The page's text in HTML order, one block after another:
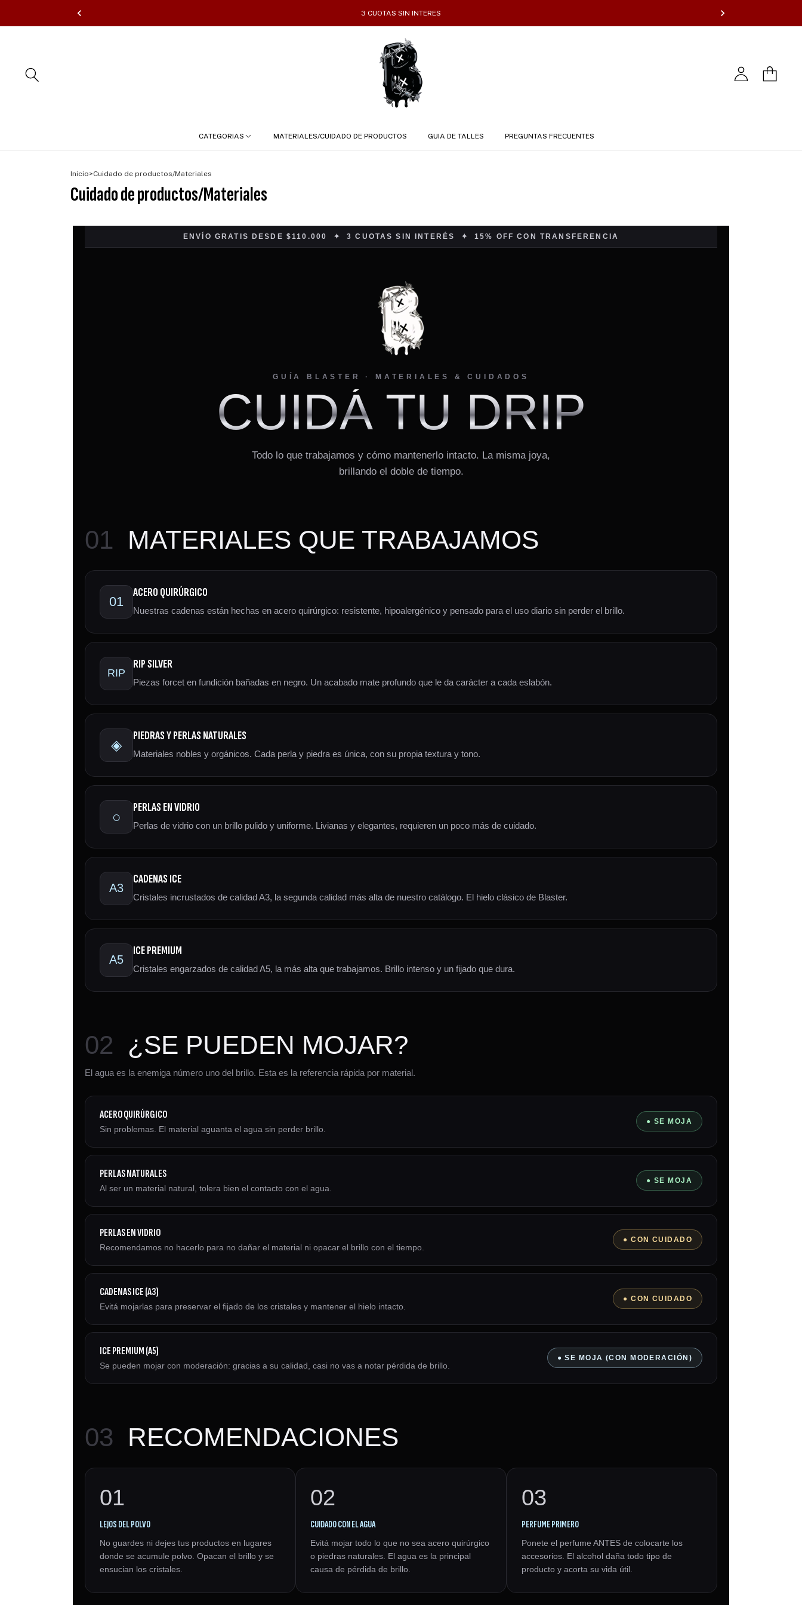
3 CUOTAS SIN INTERES
CATEGORIAS MATERIALES/CUIDADO DE PRODUCTOS GUIA DE TALLES PREGUNTAS FRECUENTES
Inicio>Cuidado de productos/Materiales
Cuidado de productos/Materiales
ENVÍO GRATIS DESDE $110.000 ✦ 3 CUOTAS SIN INTERÉS ✦ 15% OFF CON TRANSFERENCIA
GUÍA BLASTER · MATERIALES & CUIDADOS
CUIDÁ TU DRIP
Todo lo que trabajamos y cómo mantenerlo intacto. La misma joya,
brillando el doble de tiempo.
01 MATERIALES QUE TRABAJAMOS
01
ACERO QUIRÚRGICO
Nuestras cadenas están hechas en acero quirúrgico: resistente, hipoalergénico y pensado para el uso diario sin perder el brillo.
RIP
RIP SILVER
Piezas forcet en fundición bañadas en negro. Un acabado mate profundo que le da carácter a cada eslabón.
◈
PIEDRAS Y PERLAS NATURALES
Materiales nobles y orgánicos. Cada perla y piedra es única, con su propia textura y tono.
○
PERLAS EN VIDRIO
Perlas de vidrio con un brillo pulido y uniforme. Livianas y elegantes, requieren un poco más de cuidado.
A3
CADENAS ICE
Cristales incrustados de calidad A3, la segunda calidad más alta de nuestro catálogo. El hielo clásico de Blaster.
A5
ICE PREMIUM
Cristales engarzados de calidad A5, la más alta que trabajamos. Brillo intenso y un fijado que dura.
02 ¿SE PUEDEN MOJAR?
El agua es la enemiga número uno del brillo. Esta es la referencia rápida por material.
ACERO QUIRÚRGICO
Sin problemas. El material aguanta el agua sin perder brillo.
● SE MOJA
PERLAS NATURALES
Al ser un material natural, tolera bien el contacto con el agua.
● SE MOJA
PERLAS EN VIDRIO
Recomendamos no hacerlo para no dañar el material ni opacar el brillo con el tiempo.
● CON CUIDADO
CADENAS ICE (A3)
Evitá mojarlas para preservar el fijado de los cristales y mantener el hielo intacto.
● CON CUIDADO
ICE PREMIUM (A5)
Se pueden mojar con moderación: gracias a su calidad, casi no vas a notar pérdida de brillo.
● SE MOJA (CON MODERACIÓN)
03 RECOMENDACIONES
01
LEJOS DEL POLVO
No guardes ni dejes tus productos en lugares
donde se acumule polvo. Opacan el brillo y se
ensucian los cristales.
02
CUIDADO CON EL AGUA
Evitá mojar todo lo que no sea acero quirúrgico
o piedras naturales. El agua es la principal
causa de pérdida de brillo.
03
PERFUME PRIMERO
Ponete el perfume ANTES de colocarte los
accesorios. El alcohol daña todo tipo de
producto y acorta su vida útil.